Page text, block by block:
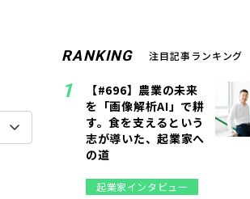
RANKING 注目記事ランキング
【#696】農業の未来
を「画像解析AI」で耕
す。食を支えるという
志が導いた、起業家へ
の道
起業家インタビュー